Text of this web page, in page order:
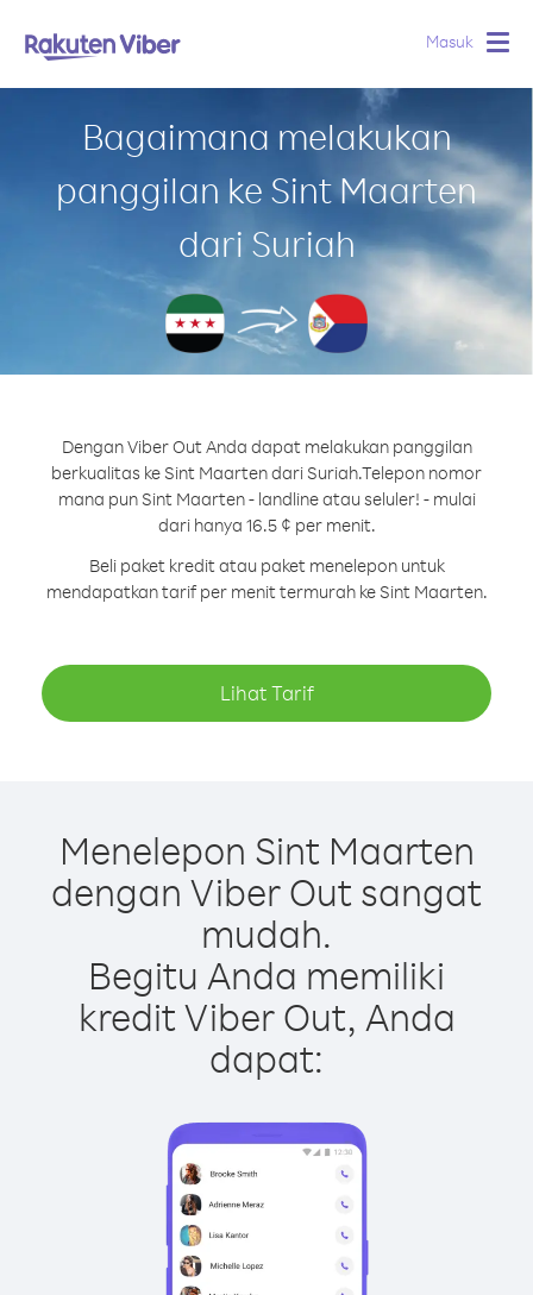
Masuk
Bagaimana melakukan
panggilan ke Sint Maarten
dari Suriah
Dengan Viber Out Anda dapat melakukan panggilan
berkualitas ke Sint Maarten dari Suriah.Telepon nomor
mana pun Sint Maarten - landline atau seluler! - mulai
dari hanya 16.5 ¢ per menit.
Beli paket kredit atau paket menelepon untuk
mendapatkan tarif per menit termurah ke Sint Maarten.
Lihat Tarif
Menelepon Sint Maarten
dengan Viber Out sangat
mudah.
Begitu Anda memiliki
kredit Viber Out, Anda
dapat: